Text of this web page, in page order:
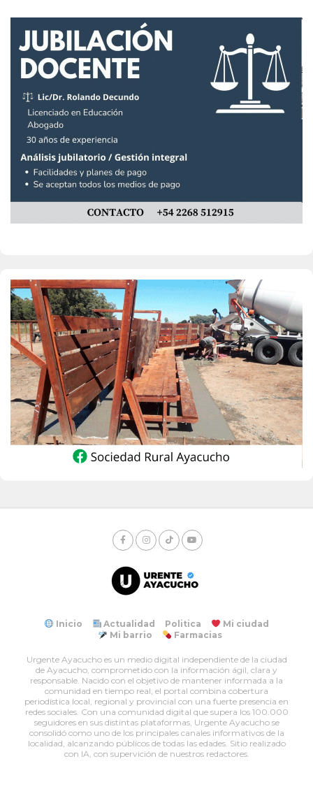
Inicio Actualidad Politica
Mi ciudad
Mi barrio
Farmacias
Urgente Ayacucho es un medio digital independiente de la ciudad
de Ayacucho, comprometido con la información ágil, clara y
responsable. Nacido con el objetivo de mantener informada a la
comunidad en tiempo real, el portal combina cobertura
periodística local, regional y provincial con una fuerte presencia en
redes sociales. Con una comunidad digital que supera los 100.000
seguidores en sus distintas plataformas, Urgente Ayacucho se
consolidó como uno de los principales canales informativos de la
localidad, alcanzando públicos de todas las edades. Sitio realizado
con IA, con supervición de nuestros redactores.